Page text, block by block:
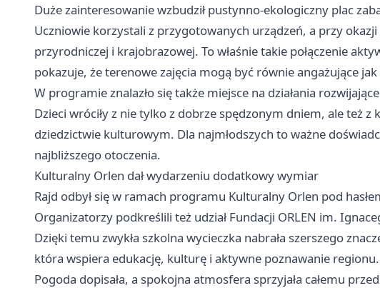
Duże zainteresowanie wzbudził pustynno-ekologiczny plac
Uczniowie korzystali z przygotowanych urządzeń, a przy
przyrodniczej i krajobrazowej. To właśnie takie połączenie
pokazuje, że terenowe zajęcia mogą być równie angażujące
W programie znalazło się także miejsce na działania
Dzieci wróciły z nie tylko z dobrze spędzonym dniem, ale też
dziedzictwie kulturowym. Dla najmłodszych to ważne
najbliższego otoczenia.
Kulturalny Orlen dał wydarzeniu dodatkowy wymiar
Rajd odbył się w ramach programu Kulturalny Orlen pod
Organizatorzy podkreślili też udział Fundacji ORLEN im.
Dzięki temu zwykła szkolna wycieczka nabrała szerszego
która wspiera edukację, kulturę i aktywne poznawanie regionu.
Pogoda dopisała, a spokojna atmosfera sprzyjała całemu